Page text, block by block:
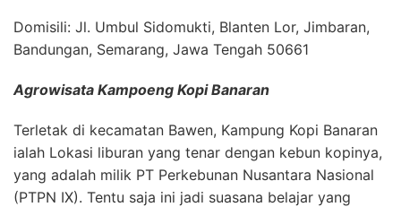
Domisili: Jl. Umbul Sidomukti, Blanten Lor, Jimbaran,
Bandungan, Semarang, Jawa Tengah 50661
Agrowisata Kampoeng Kopi Banaran
Terletak di kecamatan Bawen, Kampung Kopi Banaran
ialah Lokasi liburan yang tenar dengan kebun kopinya,
yang adalah milik PT Perkebunan Nusantara Nasional
(PTPN IX). Tentu saja ini jadi suasana belajar yang